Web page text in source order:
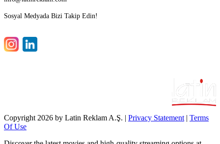
Sosyal Medyada Bizi Takip Edin!
Copyright 2026 by Latin Reklam A.Ş. | Privacy Statement | Terms
Of Use